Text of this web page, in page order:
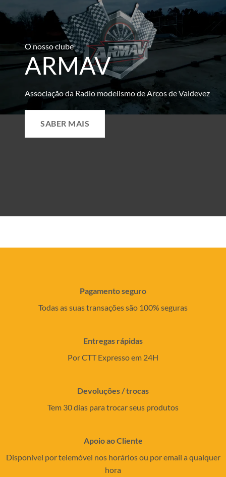
O nosso clube
ARMAV
Associação da Radio modelismo de Arcos de Valdevez
SABER MAIS
Pagamento seguro
Todas as suas transações são 100% seguras
Entregas rápidas
Por CTT Expresso em 24H
Devoluções / trocas
Tem 30 dias para trocar seus produtos
Apoio ao Cliente
Disponível por telemóvel nos horários ou por email a qualquer
hora